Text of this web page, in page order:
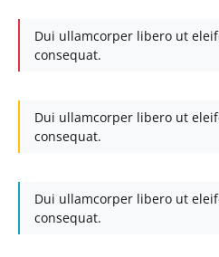
Dui ullamcorper libero ut
consequat.
Dui ullamcorper libero ut
consequat.
Dui ullamcorper libero ut
consequat.